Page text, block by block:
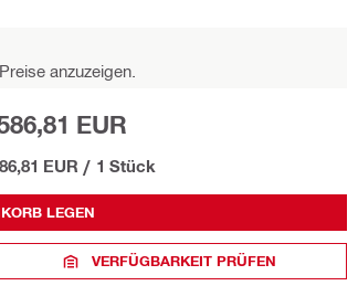
anzuzeigen.
EUR
EUR / 1 Stück
LEGEN
VERFÜGBARKEIT PRÜFEN